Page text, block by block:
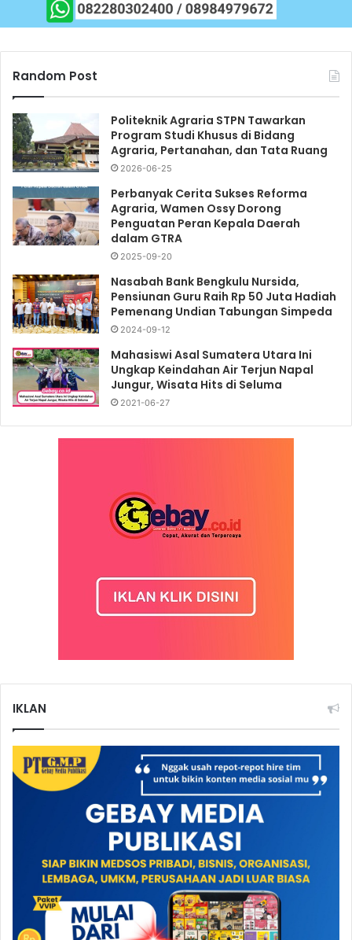
Random Post
Politeknik Agraria STPN Tawarkan
Program Studi Khusus di Bidang
Agraria, Pertanahan, dan Tata Ruang
2026-06-25
Perbanyak Cerita Sukses Reforma
Agraria, Wamen Ossy Dorong
Penguatan Peran Kepala Daerah
dalam GTRA
2025-09-20
Nasabah Bank Bengkulu Nursida,
Pensiunan Guru Raih Rp 50 Juta Hadiah
Pemenang Undian Tabungan Simpeda
2024-09-12
Mahasiswi Asal Sumatera Utara Ini
Ungkap Keindahan Air Terjun Napal
Jungur, Wisata Hits di Seluma
2021-06-27
IKLAN